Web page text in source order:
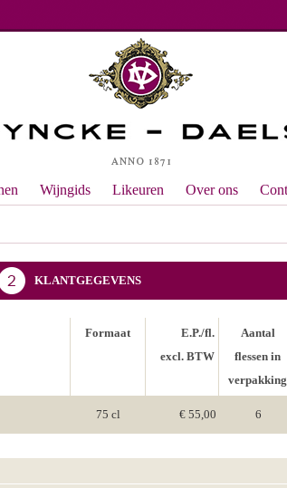
Wijngids Likeuren Over ons
KLANTGEGEVENS
Formaat
E.P./fl.
excl. BTW
Aantal
flessen in
verpakking
75 cl € 55,00 6